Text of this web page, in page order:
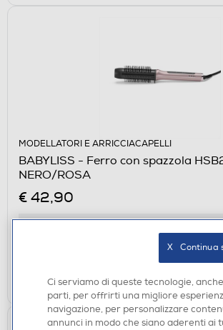
MODELLATORI E ARRICCIACAPELLI
BABYLISS - Ferro con spazzola
NERO/ROSA
€ 42,90
Ritiro in negozio in 30' gratuito: verifica
AGGIUNGI
Ci serviamo di queste tecnologie,
parti, per offrirti una migliore
navigazione, per personalizzare
annunci in modo che siano aderenti ai
X   Continua